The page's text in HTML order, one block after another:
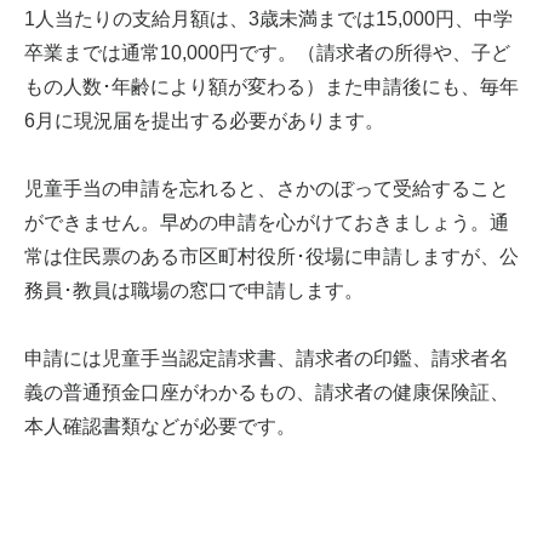
1人当たりの支給月額は、3歳未満までは15,000円、中学
卒業までは通常10,000円です。（請求者の所得や、子ど
もの人数･年齢により額が変わる）また申請後にも、毎年
6月に現況届を提出する必要があります。
児童手当の申請を忘れると、さかのぼって受給すること
ができません。早めの申請を心がけておきましょう。通
常は住民票のある市区町村役所･役場に申請しますが、公
務員･教員は職場の窓口で申請します。
申請には児童手当認定請求書、請求者の印鑑、請求者名
義の普通預金口座がわかるもの、請求者の健康保険証、
本人確認書類などが必要です。